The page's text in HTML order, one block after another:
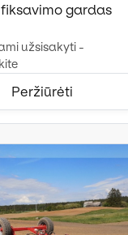
gardas
užsisakyti -
Peržiūrėti